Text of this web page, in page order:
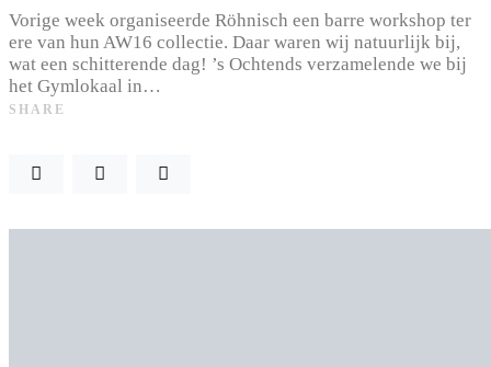
Vorige week organiseerde Röhnisch een barre workshop ter
ere van hun AW16 collectie. Daar waren wij natuurlijk bij,
wat een schitterende dag! ’s Ochtends verzamelende we bij
het Gymlokaal in…
SHARE